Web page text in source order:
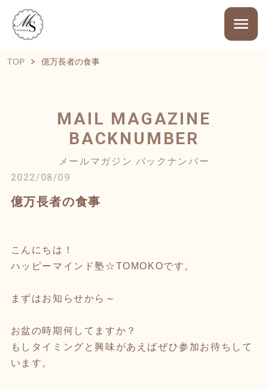
TOP 億万長者の食事
MAIL MAGAZINE
BACKNUMBER
メールマガジン バックナンバー
2022/08/09
億万長者の食事
こんにちは！
ハッピーマインド塾☆TOMOKOです。
まずはお知らせから～
お盆の時期何してますか？
もしタイミングと興味があえばぜひ参加お待ちして
います。